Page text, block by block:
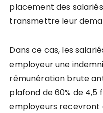
placement des
transmettre leur
Dans ce cas, les
employeur une
rémunération brute
plafond de 60% de 4,5
employeurs recevront